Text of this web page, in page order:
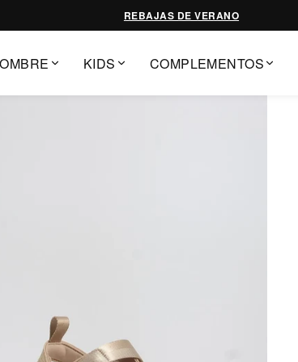
REBAJAS DE VERANO
KIDS COMPLEMENTOS